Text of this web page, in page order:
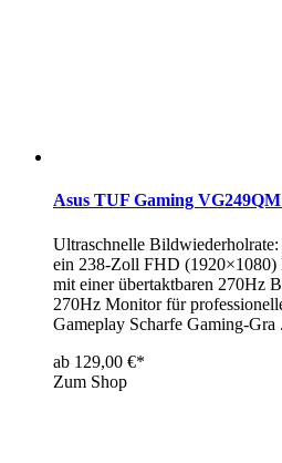
Asus TUF Gaming
Ultraschnelle
ein 238-Zoll FHD (1920×1080)
mit einer übertaktbaren 270Hz
270Hz Monitor für
Gameplay Scharfe Gaming-Gra
ab 129,00 €*
Zum Shop